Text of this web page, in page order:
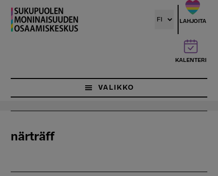
Hyppää
pääsisältöön
LAHJOITA
KALENTERI
VALIKKO
närträff